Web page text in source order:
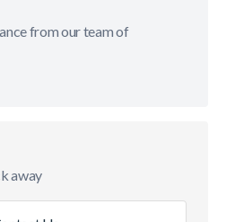
from our team of
away